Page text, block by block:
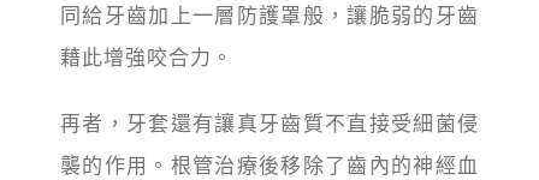
同給牙齒加上一層防護罩般，讓脆弱的牙齒
藉此增強咬合力。
再者，牙套還有讓真牙齒質不直接受細菌侵
襲的作用。根管治療後移除了齒內的神經血